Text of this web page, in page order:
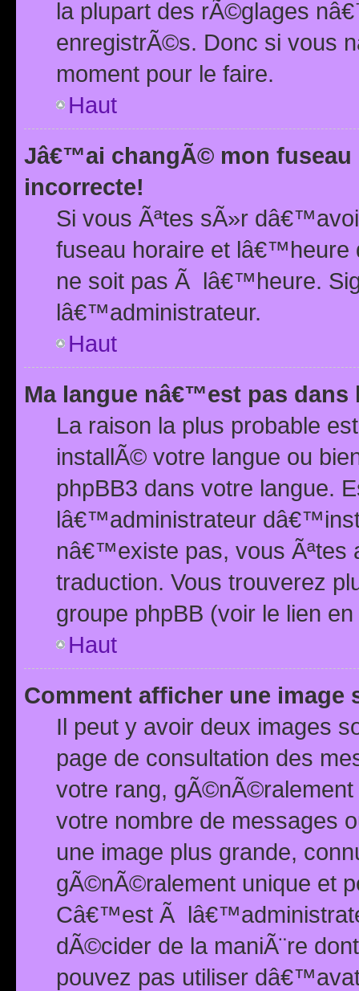
la plupart des rÃ©glages
enregistrÃ©s. Donc si vous
moment pour le faire.
Haut
Jâ€™ai changÃ© mon
incorrecte!
Si vous Ãªtes sÃ»r
fuseau horaire et
ne soit pas Ã lâ€™heure.
lâ€™administrateur.
Haut
Ma langue nâ€™est pas dans
La raison la plus probable
installÃ© votre langue ou
phpBB3 dans votre langue.
lâ€™administrateur
nâ€™existe pas, vous Ãªtes
traduction. Vous trouverez
groupe phpBB (voir le lien
Haut
Comment afficher une image
Il peut y avoir deux images
page de consultation des
votre rang,
votre nombre de messages
une image plus grande,
gÃ©nÃ©ralement unique et
Câ€™est Ã
dÃ©cider de la maniÃ¨re
pouvez pas utiliser